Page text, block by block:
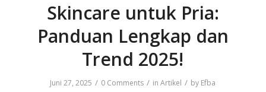
Skincare untuk Pria:
Panduan Lengkap dan
Trend 2025!
Juni 27, 2025 / 0 Comments / inArtikel / by Efba